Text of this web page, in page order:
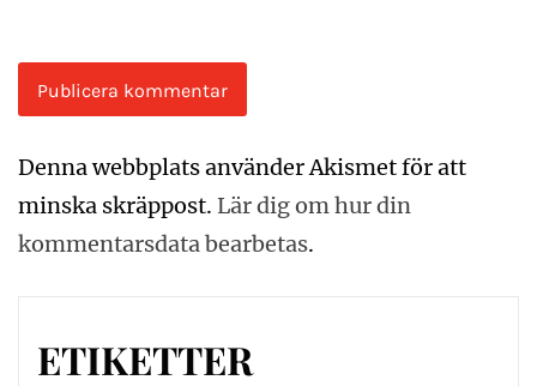
Denna webbplats använder Akismet för att
minska skräppost. Lär dig om hur din
kommentarsdata bearbetas.
ETIKETTER